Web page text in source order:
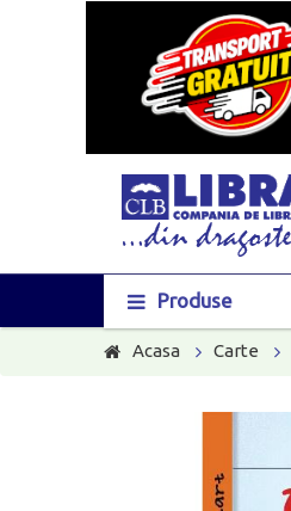
Produse
Acasa Carte